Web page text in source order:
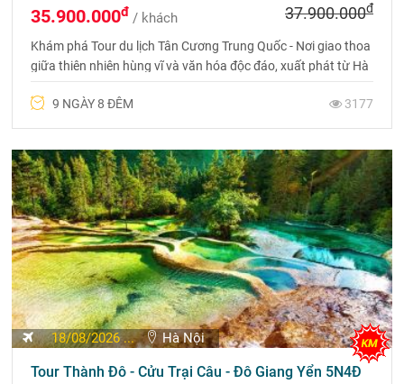
35.900.000đ / khách 37.900.000đ
Khám phá Tour du lịch Tân Cương Trung Quốc - Nơi giao thoa
giữa thiên nhiên hùng vĩ và văn hóa độc đáo, xuất phát từ Hà
9 NGÀY 8 ĐÊM
3177
18/08/2026 ... Hà Nội
Tour Thành Đô - Cửu Trại Câu - Đô Giang Yển 5N4Đ